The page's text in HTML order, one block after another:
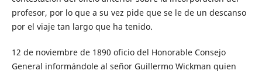
profesor, por lo que a su vez pide que se le de un descanso
por el viaje tan largo que ha tenido.
12 de noviembre de 1890 oficio del Honorable Consejo
General informándole al señor Guillermo Wickman quien